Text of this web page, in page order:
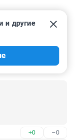
и другие
+0 –0